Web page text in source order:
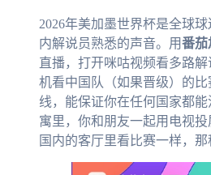
2026年美加墨世界杯是全球
内解说员熟悉的声音。用番茄
直播，打开咪咕视频看多路
机看中国队（如果晋级）的比
线，能保证你在任何国家都
寓里，你和朋友一起用电视
国内的客厅里看比赛一样，那